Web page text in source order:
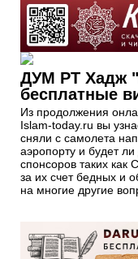
ДУМ РТ Хадж
бесплатные
Из продолжения
Islam-today.ru вы
сняли с самолета
аэропорту и будет
спонсоров таких как
за их счет бедных и
на многие другие